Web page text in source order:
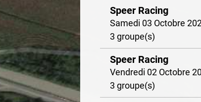
Speer Racing
Samedi 03 Octobre
3 groupe(s)
Speer Racing
Vendredi 02 Octobre
3 groupe(s)